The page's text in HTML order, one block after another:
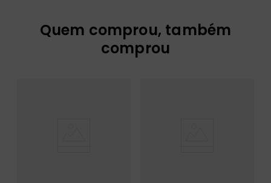
Quem comprou, também
comprou